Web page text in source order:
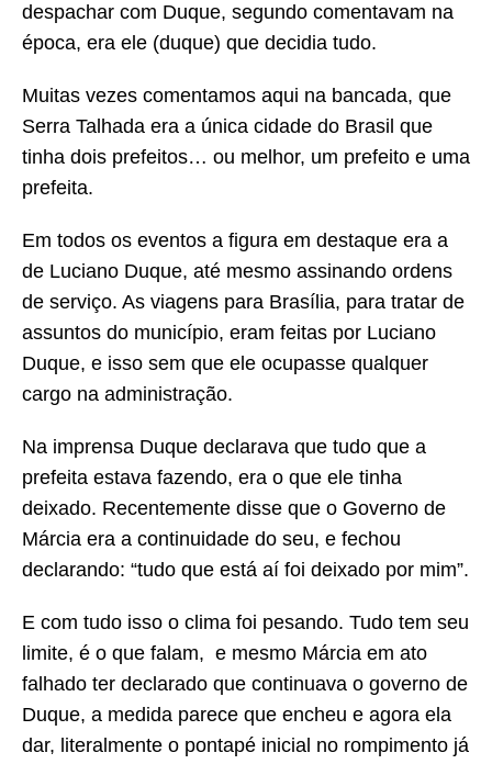
despachar com Duque, segundo comentavam na
época, era ele (duque) que decidia tudo.
Muitas vezes comentamos aqui na bancada, que
Serra Talhada era a única cidade do Brasil que
tinha dois prefeitos… ou melhor, um prefeito e uma
prefeita.
Em todos os eventos a figura em destaque era a
de Luciano Duque, até mesmo assinando ordens
de serviço. As viagens para Brasília, para tratar de
assuntos do município, eram feitas por Luciano
Duque, e isso sem que ele ocupasse qualquer
cargo na administração.
Na imprensa Duque declarava que tudo que a
prefeita estava fazendo, era o que ele tinha
deixado. Recentemente disse que o Governo de
Márcia era a continuidade do seu, e fechou
declarando: “tudo que está aí foi deixado por mim”.
E com tudo isso o clima foi pesando. Tudo tem seu
limite, é o que falam, e mesmo Márcia em ato
falhado ter declarado que continuava o governo de
Duque, a medida parece que encheu e agora ela
dar, literalmente o pontapé inicial no rompimento já